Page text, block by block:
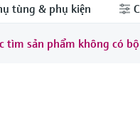
tùng & phụ kiện
tìm sản phẩm không có